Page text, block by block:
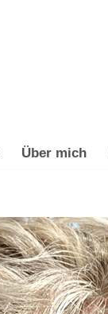
Über mich